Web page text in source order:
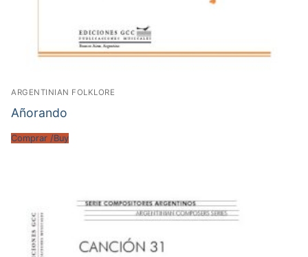
ARGENTINIAN FOLKLORE
Añorando
Comprar /Buy